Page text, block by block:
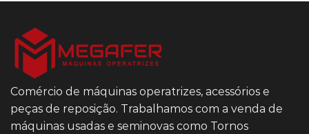
Comércio de máquinas operatrizes, acessórios e
peças de reposição. Trabalhamos com a venda de
máquinas usadas e seminovas como Tornos